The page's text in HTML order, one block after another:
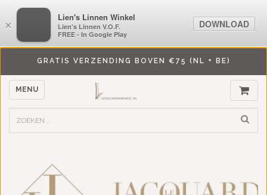
GRATIS VERZENDING BOVEN €75 (NL + BE)
MENU
×
LiensLinnenwinkel.nl
Lien's Linnen V.O.F.
FREE - In Google Play
DOWNLOAD
×
Lien's Linnen Winkel
Lien's Linnen V.O.F.
FREE - In Google Play
DOWNLOAD